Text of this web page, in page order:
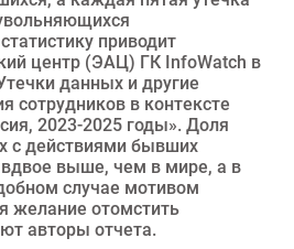
приводит
центр (ЭАЦ) ГК InfoWatch в
данных и другие
сотрудников в контексте
2023-2025 годы». Доля
с действиями бывших
вдвое выше, чем в мире, а в
случае мотивом
желание отомстить
авторы отчета.